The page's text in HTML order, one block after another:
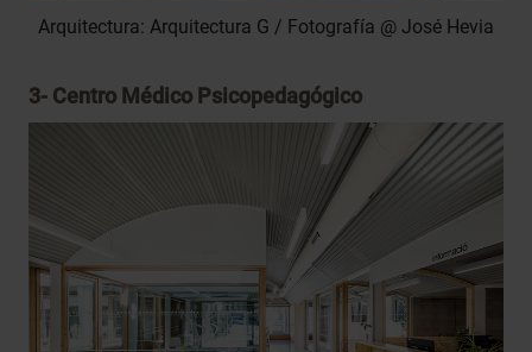
Arquitectura: Arquitectura G / Fotografía @ José Hevia
3- Centro Médico Psicopedagógico